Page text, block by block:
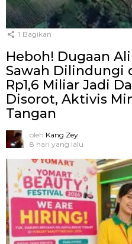
1 Bagikan
Heboh! Dugaan
Sawah Dilindungi
Rp1,6 Miliar Jadi
Disorot, Aktivis
Tangan
oleh Kang Zey
8 hari yang lalu